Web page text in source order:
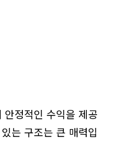
정적인 수익을 제공
는 구조는 큰 매력입